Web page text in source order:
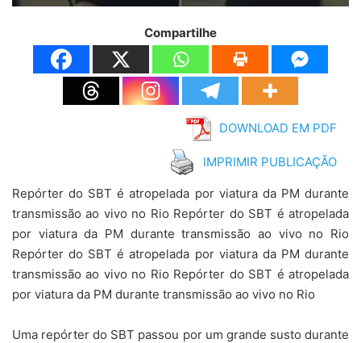
Compartilhe
DOWNLOAD EM PDF
IMPRIMIR PUBLICAÇÃO
Repórter do SBT é atropelada por viatura da PM durante
transmissão ao vivo no Rio Repórter do SBT é atropelada
por viatura da PM durante transmissão ao vivo no Rio
Repórter do SBT é atropelada por viatura da PM durante
transmissão ao vivo no Rio Repórter do SBT é atropelada
por viatura da PM durante transmissão ao vivo no Rio
Uma repórter do SBT passou por um grande susto durante